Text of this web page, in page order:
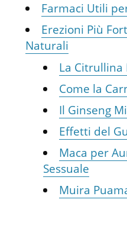
Farmaci Utili
Erezioni Più
Naturali
La Citrullina
Come la
Il Ginseng
Effetti del
Maca per
Sessuale
Muira